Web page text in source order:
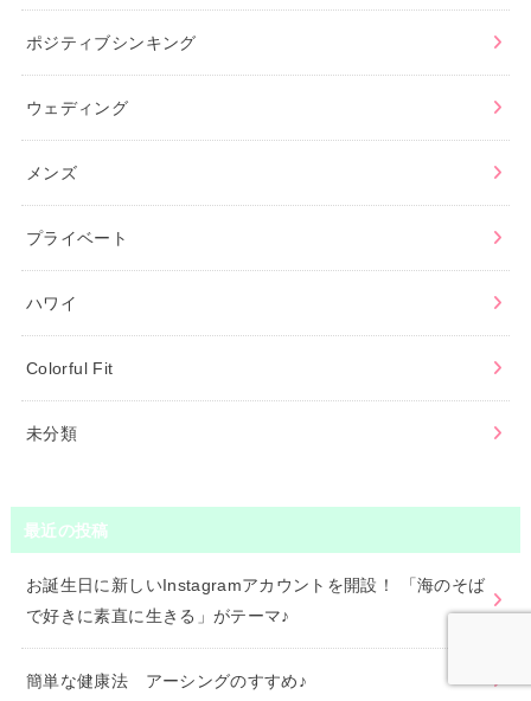
ポジティブシンキング
ウェディング
メンズ
プライベート
ハワイ
Colorful Fit
未分類
最近の投稿
お誕生日に新しいInstagramアカウントを開設！ 「海のそば
で好きに素直に生きる」がテーマ♪
簡単な健康法 アーシングのすすめ♪